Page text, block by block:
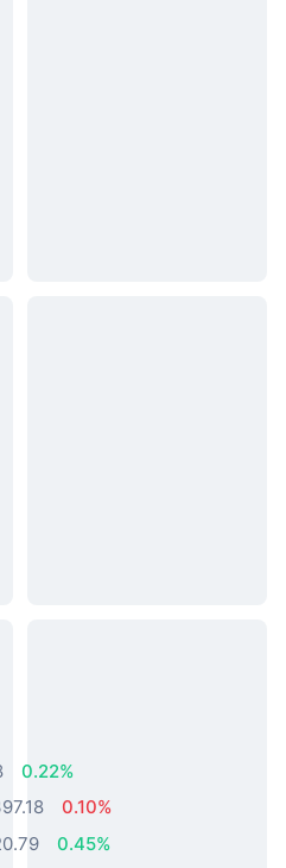
0.22%
0.10%
0.45%